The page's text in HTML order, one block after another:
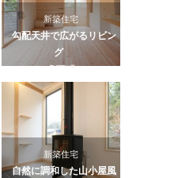
新築住宅
勾配天井で広がるリビン
グ
多可町
新築住宅
自然に調和した山小屋風